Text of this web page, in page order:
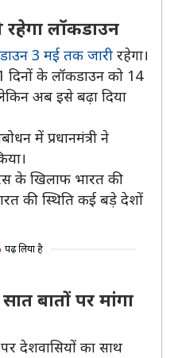
लॉकडाउन
3 मई तक जारी रहेगा।
दिनों के लॉकडाउन को 14
अब इसे बढ़ा दिया
में प्रधानमंत्री ने
के खिलाफ भारत की
की स्थिति कई बड़े देशों
पढ़ लिया है
सात बातों पर मांगा
पर देशवासियों का साथ